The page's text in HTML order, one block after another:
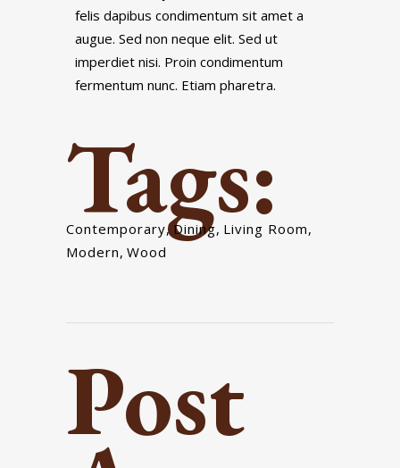
felis dapibus condimentum sit amet a
augue. Sed non neque elit. Sed ut
imperdiet nisi. Proin condimentum
fermentum nunc. Etiam pharetra.
Tags:
Contemporary, Dining, Living Room,
Modern, Wood
Post